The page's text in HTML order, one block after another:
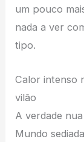
um pouco
nada a ver
tipo.
Calor intenso
vilão
A verdade
Mundo